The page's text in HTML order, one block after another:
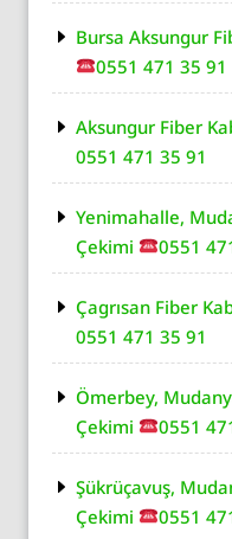
Bursa Aksungur
0551 471 35 91
Aksungur Fiber
0551 471 35 91
Yenimahalle,
Çekimi
0551
Çagrısan Fiber
0551 471 35 91
Ömerbey,
Çekimi
0551
Şükrüçavuş,
Çekimi
0551